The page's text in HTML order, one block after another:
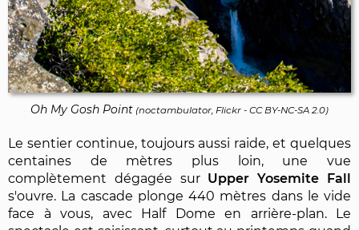
Oh My Gosh Point (noctambulator, Flickr - CC BY-NC-SA 2.0)
Le sentier continue, toujours aussi raide, et quelques
centaines de mètres plus loin, une vue
complètement dégagée sur Upper Yosemite Fall
s'ouvre. La cascade plonge 440 mètres dans le vide
face à vous, avec Half Dome en arrière-plan. Le